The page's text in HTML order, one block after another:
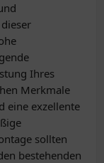
Ihres
Merkmale
eine exzellente
sollten
bestehenden